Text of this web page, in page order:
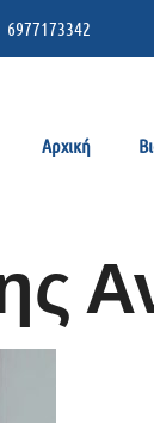
6977173342
Αρχική